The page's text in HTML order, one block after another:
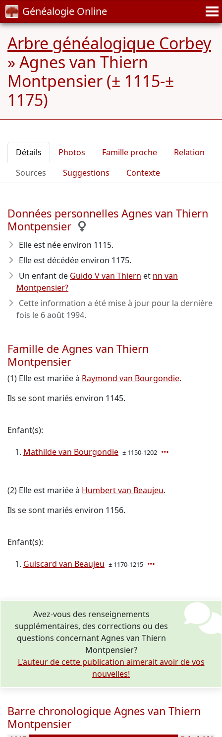
Généalogie Online
Arbre généalogique Corbey
» Agnes van Thiern
Montpensier (± 1115-±
1175)
Détails Photos Famille proche
Relation
Sources
Suggestions Contexte
Données personnelles Agnes van Thiern
Montpensier
Elle est née environ 1115.
Elle est décédée environ 1175.
Un enfant de Guido V van Thiern et nn van
Montpensier?
Cette information a été mise à jour pour la dernière
fois le 6 août 1994.
Famille de Agnes van Thiern
Montpensier
(1) Elle est mariée à Raymond van Bourgondie.
Ils se sont mariés environ 1145.
Enfant(s):
Mathilde van Bourgondie ± 1150-1202
(2) Elle est mariée à Humbert van Beaujeu.
Ils se sont mariés environ 1156.
Enfant(s):
Guiscard van Beaujeu ± 1170-1215
Avez-vous des renseignements
supplémentaires, des corrections ou des
questions concernant Agnes van Thiern
Montpensier?
L'auteur de cette publication aimerait avoir de vos
nouvelles!
Barre chronologique Agnes van Thiern
Montpensier